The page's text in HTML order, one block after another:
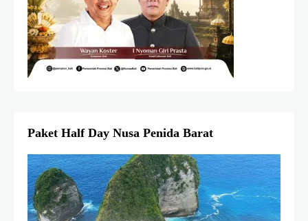
Paket Half Day Nusa Penida Barat